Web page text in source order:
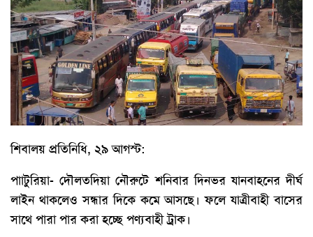
শিবালয় প্রতিনিধি, ২৯ আগস্ট:
পাাটুরিয়া- দৌলতদিয়া নৌরুটে শনিবার দিনভর যানবাহনের দীর্ঘ
লাইন থাকলেও সন্ধার দিকে কমে আসছে। ফলে যাত্রীবাহী বাসের
সাথে পারা পার করা হচ্ছে পণ্যবাহী ট্রাক।